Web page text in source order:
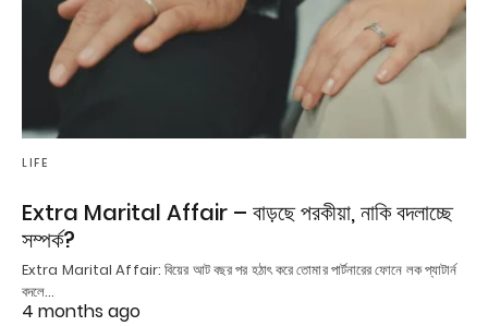
LIFE
Extra Marital Affair – বাড়ছে পরকীয়া, নাকি বদলাচ্ছে
সম্পর্ক?
Extra Marital Affair: বিয়ের আট বছর পর হঠাৎ করে তোমার পার্টনারের ফোনে লক প্যাটার্ন
বদলে…
4 months ago